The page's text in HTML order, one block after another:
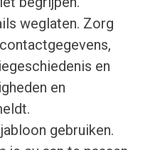
weglaten. Zorg
en
en
gebruiken.